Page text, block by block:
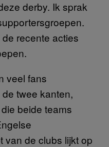
derby. Ik sprak
recente acties
veel fans
twee kanten,
beide teams
van de clubs lijkt op